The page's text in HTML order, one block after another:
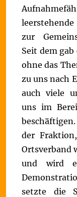
zur
Seit dem
ohne das
zu uns nach
auch viele
uns im
der
Ortsverband
und wird
setzte die